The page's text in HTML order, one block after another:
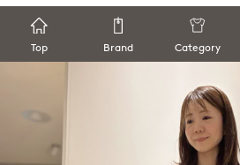
Top Brand Category